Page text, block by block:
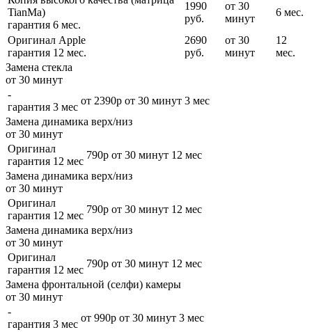
TianMa)
гарантия 6 мес.
1990
руб.
от 30
минут
6 мес.
Оригинал Apple
гарантия 12 мес.
2690
руб.
от 30
минут
12
мес.
Замена стекла
от 30 минут
-
гарантия 3 мес
от 2390р от 30 минут 3 мес
Замена динамика верх/низ
от 30 минут
Оригинал
гарантия 12 мес
790р от 30 минут 12 мес
Замена динамика верх/низ
от 30 минут
Оригинал
гарантия 12 мес
790р от 30 минут 12 мес
Замена динамика верх/низ
от 30 минут
Оригинал
гарантия 12 мес
790р от 30 минут 12 мес
Замена фронтальной (селфи) камеры
от 30 минут
-
гарантия 3 мес
от 990р от 30 минут 3 мес